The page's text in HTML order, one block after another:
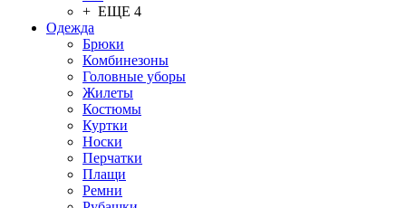
+ ЕЩЕ 4
Одежда
Брюки
Комбинезоны
Головные уборы
Жилеты
Костюмы
Куртки
Носки
Перчатки
Плащи
Ремни